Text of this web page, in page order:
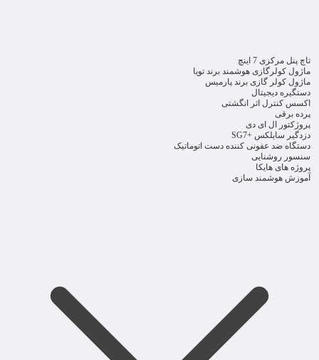
تاچ پنل مرکزی 7 اینچ
ماژول کولرگازی هوشمند برند تویا
ماژول کولر گازی برند پارمیس
دستگیره دیجیتال
اکسس کنترل اثر انگشتی
پرده برقی
پروژکتور ال ای دی
دزدگیر سایلکس +SG7
دستگاه ضد عفونی کننده دست اتوماتیک
سنسور روشنایی
پروژه های هایکا
آموزش هوشمند سازی